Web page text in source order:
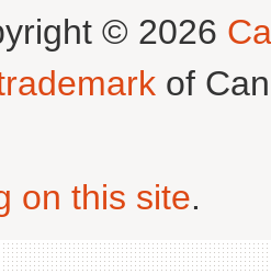
© 2026
of
on this site.